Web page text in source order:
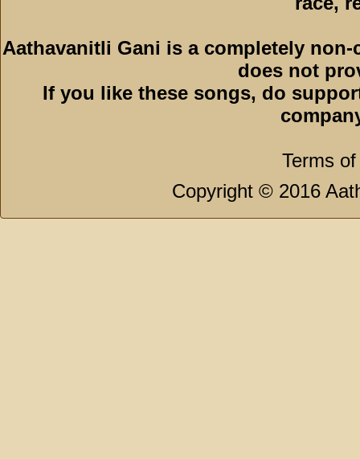
Aathavanitli Gani is a completely
does not
If you like these songs, do
Terms
Copyright © 2016